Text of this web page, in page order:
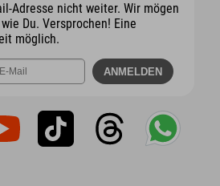
Adresse nicht weiter. Wir mögen
Du. Versprochen! Eine
möglich.